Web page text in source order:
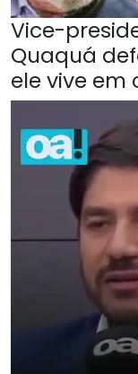
Vice-
Quaquá
ele vive em